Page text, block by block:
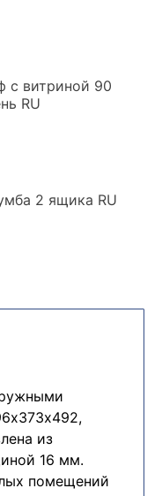
с витриной 90
RU
2 ящика RU
из
16 мм.
помещений